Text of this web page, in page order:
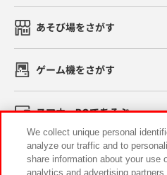
あそび場をさがす
ゲーム機をさがす
スマホ・PCであそぶ
イベント・キャンペーン
We collect unique personal
analyze our traffic and to
share information about your use
analytics and advertising